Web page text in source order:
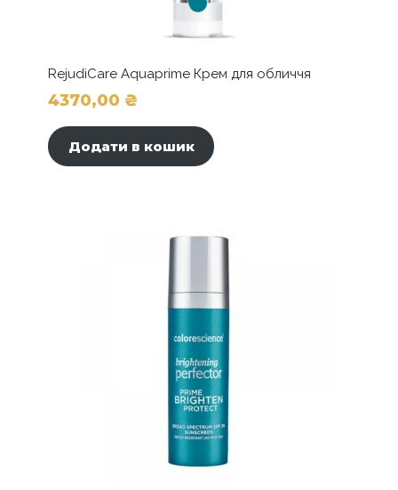
RejudiCare Aquaprime Крем для обличчя
4370,00 ₴
Додати в кошик